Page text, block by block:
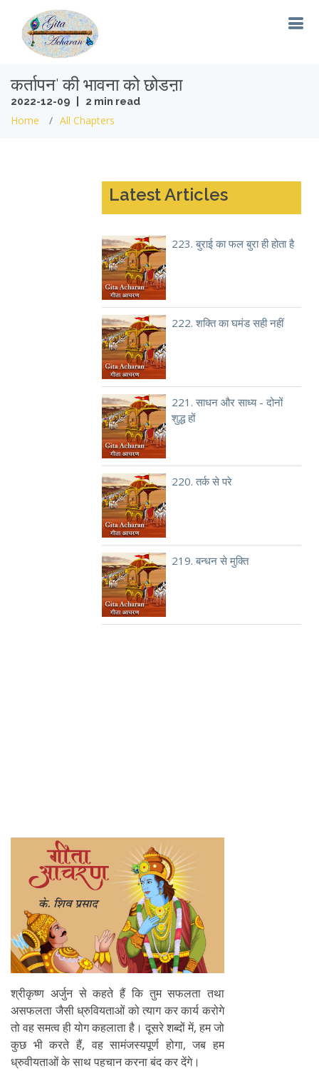
कर्तापन' की भावना को छोडऩा
2022-12-09 | 2 min read
Home All Chapters
Latest Articles
223. बुराई का फल बुरा ही होता है
222. शक्ति का घमंड सही नहीं
221. साधन और साध्य - दोनों
शुद्ध हों
220. तर्क से परे
219. बन्धन से मुक्ति
श्रीकृष्ण अर्जुन से कहते हैं कि तुम सफलता तथा
असफलता जैसी ध्रुवियताओं को त्याग कर कार्य करोगे
तो वह समत्व ही योग कहलाता है। दूसरे शब्दों में, हम जो
कुछ भी करते हैं, वह सामंजस्यपूर्ण होगा, जब हम
ध्रुवीयताओं के साथ पहचान करना बंद कर देंगे।